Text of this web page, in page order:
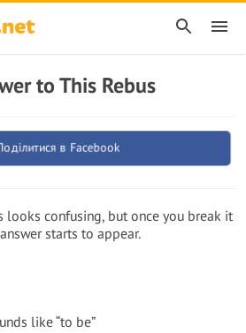
to This Rebus
в Facebook
looks confusing, but once you break it
starts to appear.
like “to be”